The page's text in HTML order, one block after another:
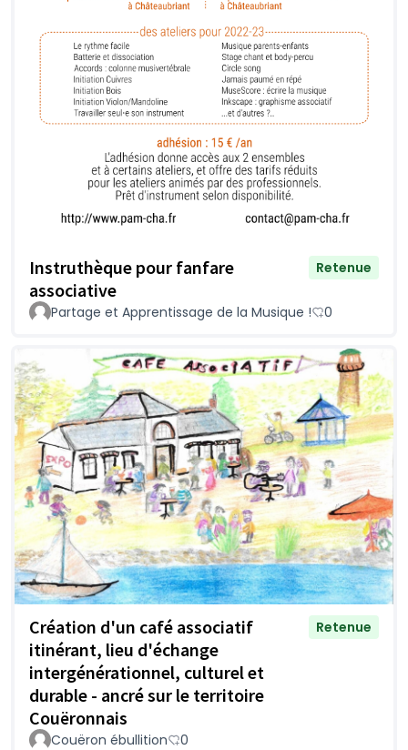
Instruthèque pour fanfare
associative
Retenue
Partage et Apprentissage de la Musique ! 0
Création d'un café associatif
itinérant, lieu d'échange
intergénérationnel, culturel et
durable - ancré sur le territoire
Couëronnais
Retenue
Couëron ébullition 0